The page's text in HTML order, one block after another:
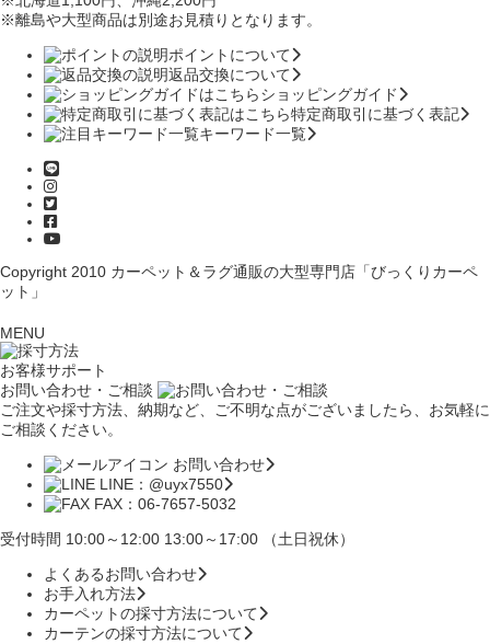
※離島や大型商品は別途お見積りとなります。
ポイントについて
返品交換について
ショッピングガイド
特定商取引に基づく表記
キーワード一覧
Copyright 2010 カーペット＆ラグ通販の大型専門店「びっくりカーペ
ット」
MENU
お客様サポート
お問い合わせ・ご相談
ご注文や採寸方法、納期など、ご不明な点がございましたら、お気軽に
ご相談ください。
お問い合わせ
LINE：@uyx7550
FAX：06-7657-5032
受付時間 10:00～12:00 13:00～17:00 （土日祝休）
よくあるお問い合わせ
お手入れ方法
カーペットの採寸方法について
カーテンの採寸方法について